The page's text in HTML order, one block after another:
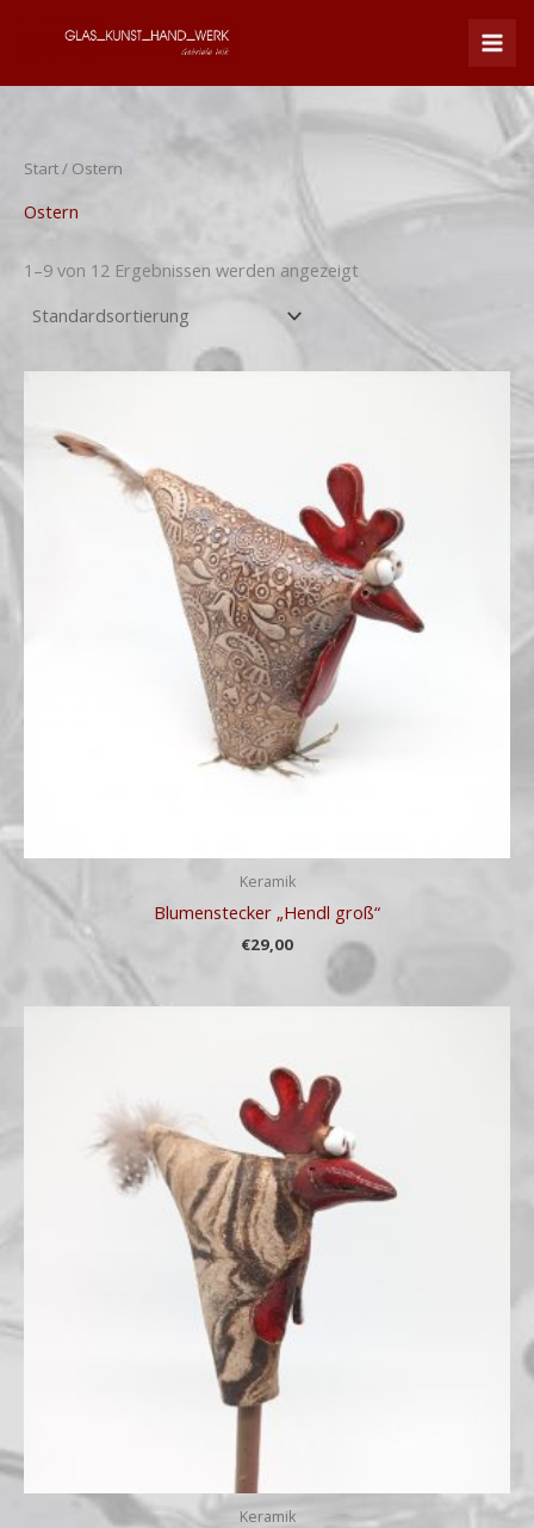
Start/ Ostern
Ostern
1–9 von 12 Ergebnissen werden angezeigt
Keramik
Blumenstecker „Hendl groß“
€29,00
Keramik